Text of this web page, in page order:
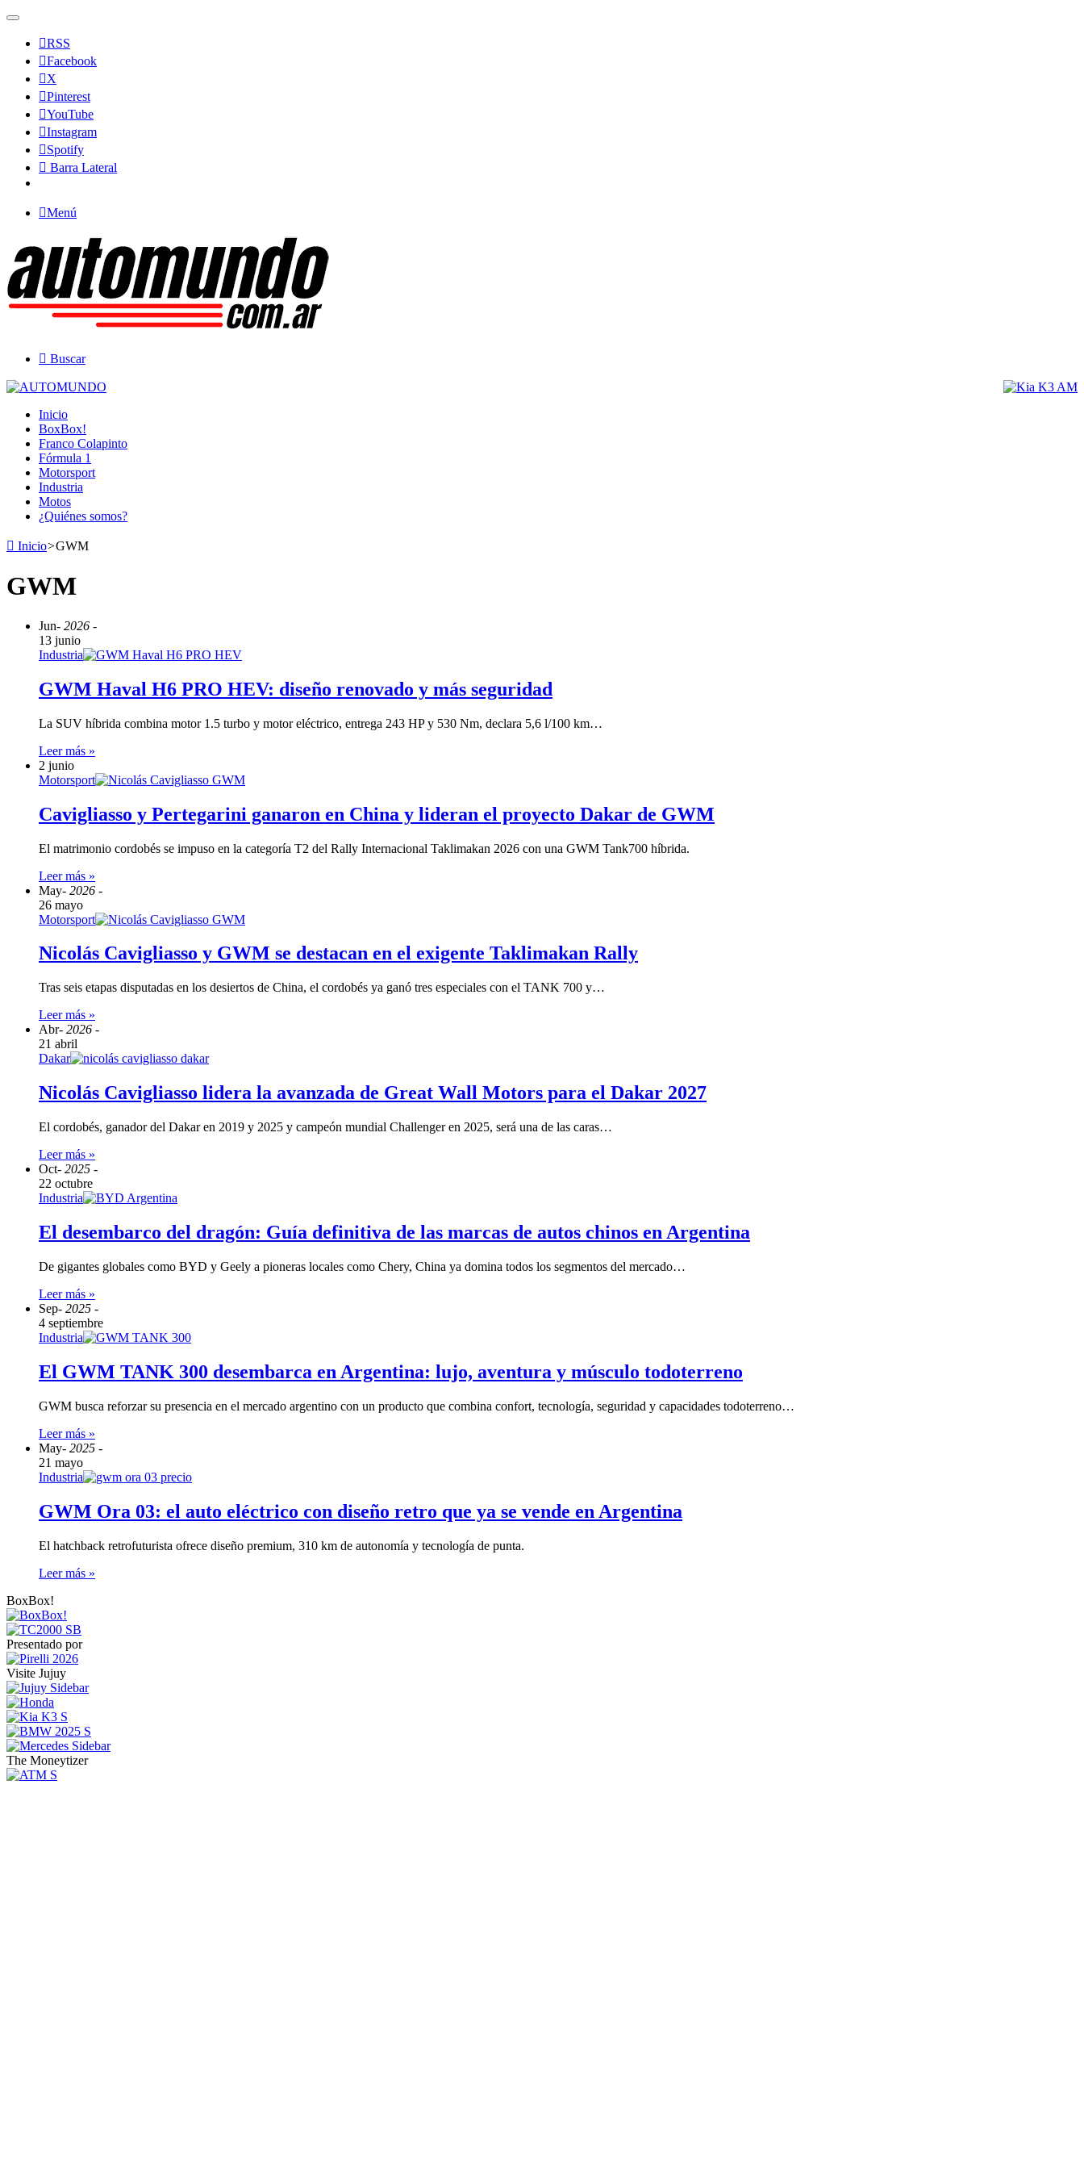
RSS
Facebook
X
Pinterest
YouTube
Instagram
Spotify
Barra Lateral
Menú
Buscar
Inicio
BoxBox!
Franco Colapinto
Fórmula 1
Motorsport
Industria
Motos
¿Quiénes somos?
Inicio>GWM
GWM
Jun- 2026 -
13 junio
Industria
GWM Haval H6 PRO HEV: diseño renovado y más seguridad
La SUV híbrida combina motor 1.5 turbo y motor eléctrico, entrega 243 HP y 530 Nm, declara 5,6 l/100 km…
Leer más »
2 junio
Motorsport
Cavigliasso y Pertegarini ganaron en China y lideran el proyecto Dakar de GWM
El matrimonio cordobés se impuso en la categoría T2 del Rally Internacional Taklimakan 2026 con una GWM Tank700 híbrida.
Leer más »
May- 2026 -
26 mayo
Motorsport
Nicolás Cavigliasso y GWM se destacan en el exigente Taklimakan Rally
Tras seis etapas disputadas en los desiertos de China, el cordobés ya ganó tres especiales con el TANK 700 y…
Leer más »
Abr- 2026 -
21 abril
Dakar
Nicolás Cavigliasso lidera la avanzada de Great Wall Motors para el Dakar 2027
El cordobés, ganador del Dakar en 2019 y 2025 y campeón mundial Challenger en 2025, será una de las caras…
Leer más »
Oct- 2025 -
22 octubre
Industria
El desembarco del dragón: Guía definitiva de las marcas de autos chinos en Argentina
De gigantes globales como BYD y Geely a pioneras locales como Chery, China ya domina todos los segmentos del mercado…
Leer más »
Sep- 2025 -
4 septiembre
Industria
El GWM TANK 300 desembarca en Argentina: lujo, aventura y músculo todoterreno
GWM busca reforzar su presencia en el mercado argentino con un producto que combina confort, tecnología, seguridad y capacidades todoterreno…
Leer más »
May- 2025 -
21 mayo
Industria
GWM Ora 03: el auto eléctrico con diseño retro que ya se vende en Argentina
El hatchback retrofuturista ofrece diseño premium, 310 km de autonomía y tecnología de punta.
Leer más »
BoxBox!
Presentado por
Visite Jujuy
The Moneytizer